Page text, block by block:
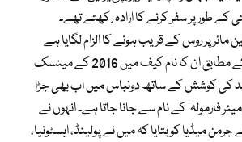
کے طور پر سفر کرنے کا ارادہ رکھتے تھے۔
مائر پر روس کے قریب ہونے کا الزام لگایا ہے
جب کہ جرمن میڈیا کے مطابق ان کا نام کیف میں 2016 کے مینسک
کی کوشش کے ساتھ دونباس میں اب بھی جڑا
فارمولہ‘ کے نام سے جانا جاتا ہے۔ انہوں نے
جرمن میڈیا کو بتایا کہ میں نے پولینڈ، ایسٹونیا،